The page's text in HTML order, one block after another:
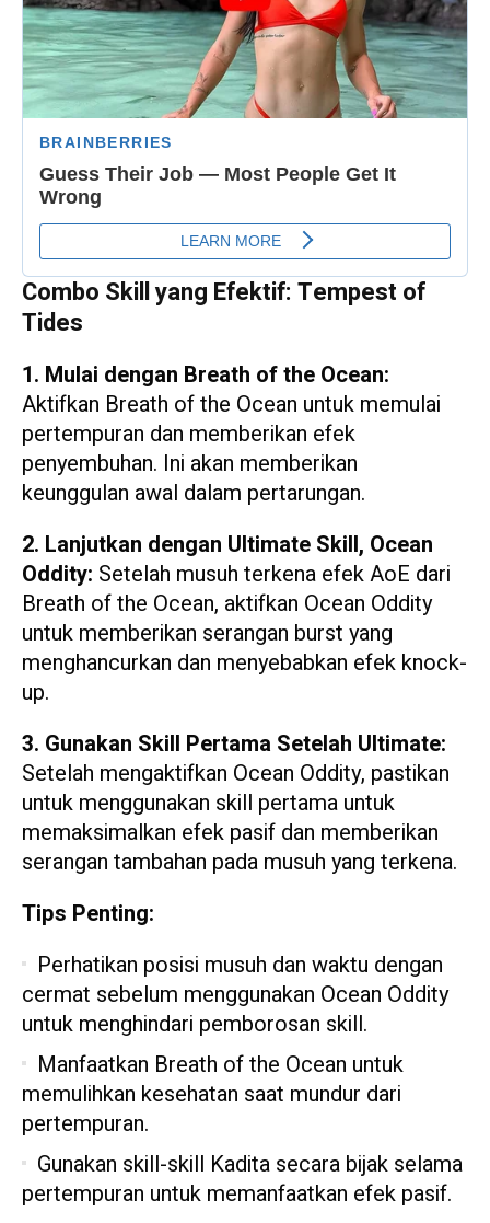
Combo Skill yang Efektif: Tempest of
Tides
1. Mulai dengan Breath of the Ocean:
Aktifkan Breath of the Ocean untuk memulai
pertempuran dan memberikan efek
penyembuhan. Ini akan memberikan
keunggulan awal dalam pertarungan.
2. Lanjutkan dengan Ultimate Skill, Ocean
Oddity: Setelah musuh terkena efek AoE dari
Breath of the Ocean, aktifkan Ocean Oddity
untuk memberikan serangan burst yang
menghancurkan dan menyebabkan efek knock-
up.
3. Gunakan Skill Pertama Setelah Ultimate:
Setelah mengaktifkan Ocean Oddity, pastikan
untuk menggunakan skill pertama untuk
memaksimalkan efek pasif dan memberikan
serangan tambahan pada musuh yang terkena.
Tips Penting:
Perhatikan posisi musuh dan waktu dengan
cermat sebelum menggunakan Ocean Oddity
untuk menghindari pemborosan skill.
Manfaatkan Breath of the Ocean untuk
memulihkan kesehatan saat mundur dari
pertempuran.
Gunakan skill-skill Kadita secara bijak selama
pertempuran untuk memanfaatkan efek pasif.